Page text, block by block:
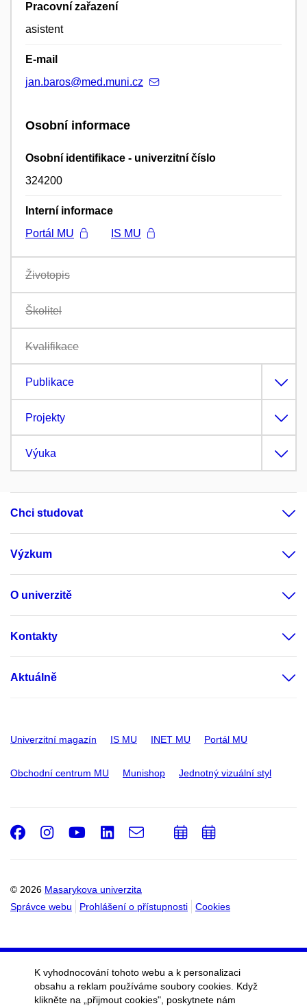
Pracovní zařazení
asistent
E-mail
jan.baros@med.muni.cz
Osobní informace
Osobní identifikace - univerzitní číslo
324200
Interní informace
Portál MU
IS MU
Životopis
Školitel
Kvalifikace
Publikace
Projekty
Výuka
Chci studovat
Výzkum
O univerzitě
Kontakty
Aktuálně
Univerzitní magazín IS MU INET MU Portál MU
Obchodní centrum MU Munishop Jednotný vizuální styl
© 2026 Masarykova univerzita
Správce webu
Prohlášení o přístupnosti Cookies
Facebook
Instagram
Youtube
LinkedIn
e-
Email
PřidatPřidat
K vyhodnocování tohoto webu a k personalizaci
obsahu a reklam používáme soubory cookies. Když
klikněte na „přijmout cookies", poskytnete nám